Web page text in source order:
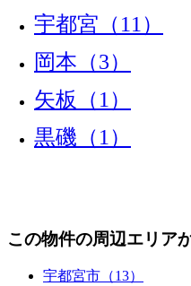
宇都宮（11）
岡本（3）
矢板（1）
黒磯（1）
この物件の周辺エリア
宇都宮市（13）